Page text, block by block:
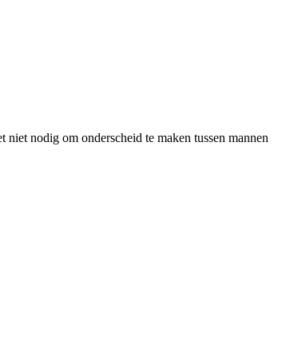
nodig om onderscheid te maken tussen mannen